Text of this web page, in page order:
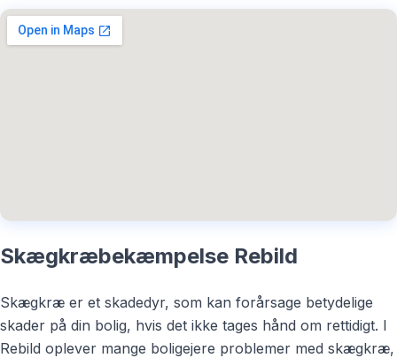
Skægkræbekæmpelse Rebild
Skægkræ er et skadedyr, som kan forårsage betydelige
skader på din bolig, hvis det ikke tages hånd om rettidigt. I
Rebild oplever mange boligejere problemer med skægkræ,